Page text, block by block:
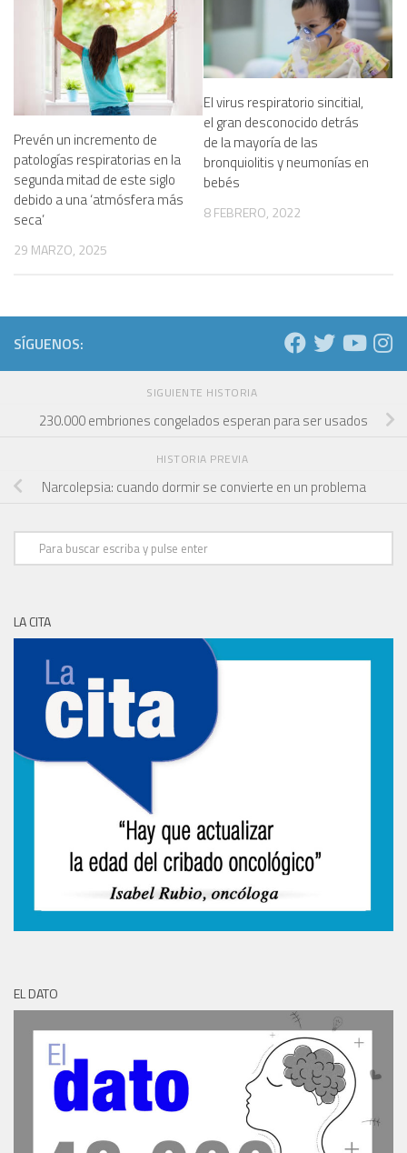
Prevén un incremento de
patologías respiratorias en la
segunda mitad de este siglo
debido a una ‘atmósfera más
seca’
29 MARZO, 2025
El virus respiratorio sincitial,
el gran desconocido detrás
de la mayoría de las
bronquiolitis y neumonías en
bebés
8 FEBRERO, 2022
SÍGUENOS:
SIGUIENTE HISTORIA
230.000 embriones congelados esperan para ser usados
HISTORIA PREVIA
Narcolepsia: cuando dormir se convierte en un problema
LA CITA
EL DATO